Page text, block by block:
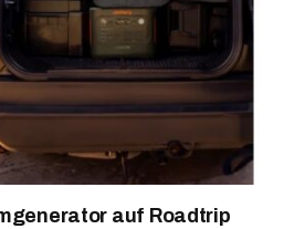
auf Roadtrip